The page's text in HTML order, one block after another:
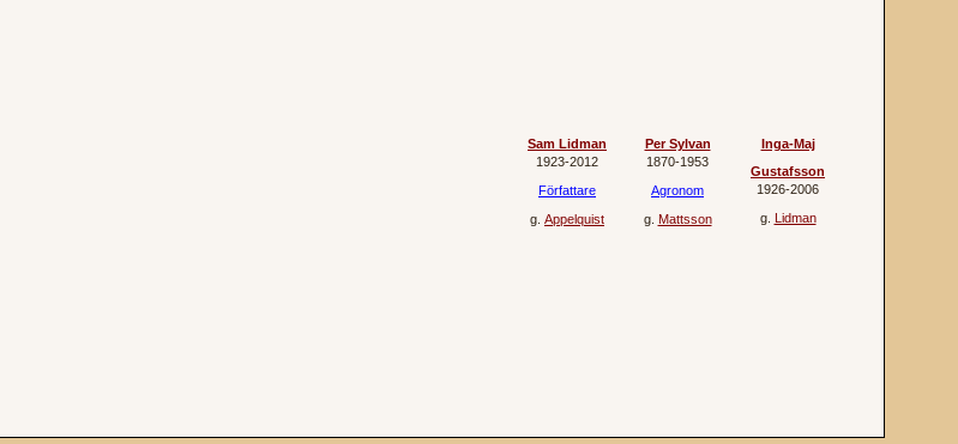
Sam Lidman
1923‐2012
Författare
g. Appelquist
Per Sylvan
1870‐1953
Agronom
g. Mattsson
Inga-Maj
Gustafsson
1926‐2006
g. Lidman